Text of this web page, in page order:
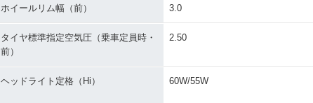
ホイールリム幅（前） 3.0
タイヤ標準指定空気圧（乗車定員時・
前）
2.50
ヘッドライト定格（Hi） 60W/55W